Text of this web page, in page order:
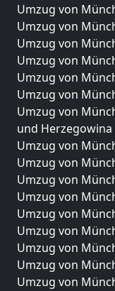
Umzug von
Umzug von
Umzug von
Umzug von
Umzug von
Umzug von
Umzug von
und Herzegowina
Umzug von
Umzug von
Umzug von
Umzug von
Umzug von
Umzug von
Umzug von
Umzug von
Umzug von